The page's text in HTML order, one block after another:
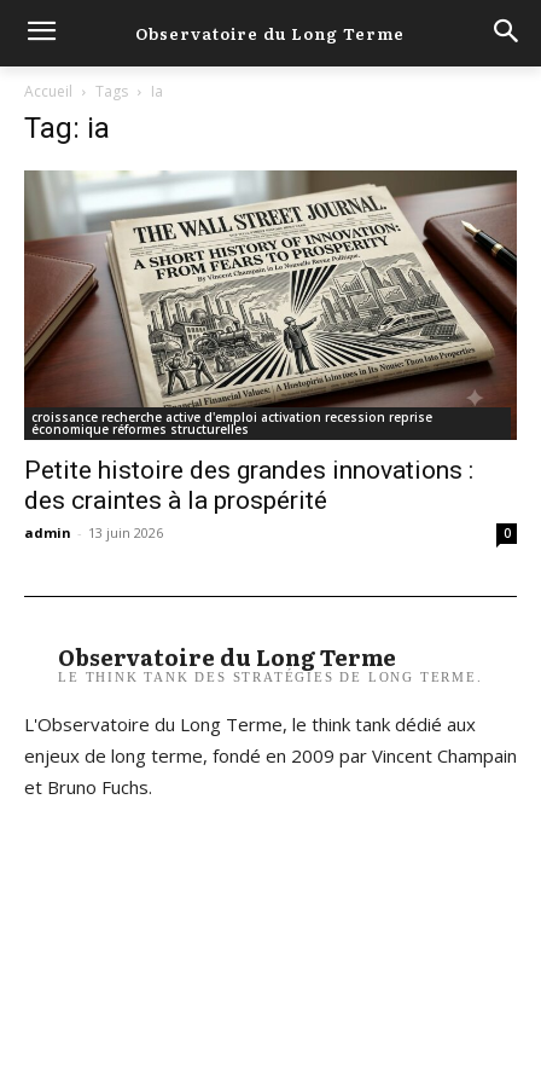
Observatoire du Long Terme
Accueil Tags Ia
Tag: ia
croissance recherche active d'emploi activation recession reprise
économique réformes structurelles
Petite histoire des grandes innovations :
des craintes à la prospérité
admin - 13 juin 2026 0
Observatoire du Long Terme
LE THINK TANK DES STRATÉGIES DE LONG TERME.
L'Observatoire du Long Terme, le think tank dédié aux
enjeux de long terme, fondé en 2009 par Vincent Champain
et Bruno Fuchs.